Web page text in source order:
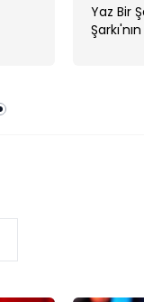
Yaz Bir